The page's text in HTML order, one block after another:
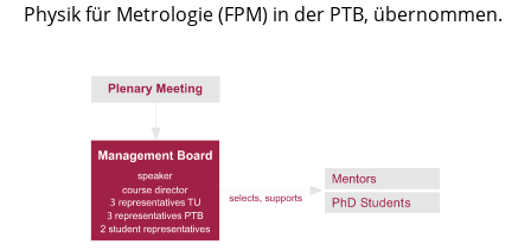
Physik für Metrologie (FPM) in der PTB, übernommen.